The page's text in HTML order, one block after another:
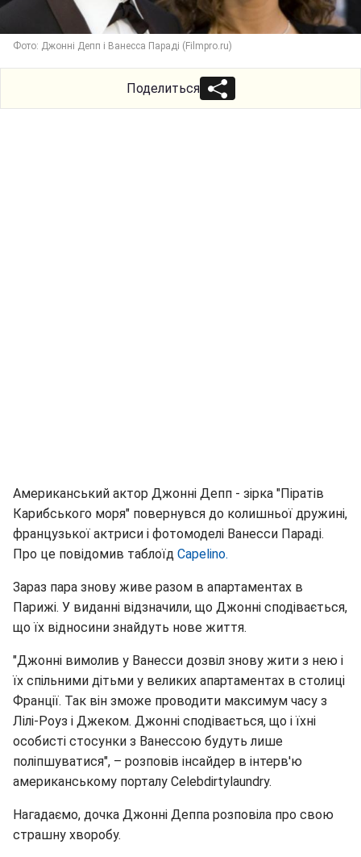
Фото: Джонні Депп і Ванесса Параді (Filmpro.ru)
Поделиться
Американський актор Джонні Депп - зірка "Піратів
Карибського моря" повернувся до колишньої дружині,
французької актриси і фотомоделі Ванесси Параді.
Про це повідомив таблоїд Capelino.
Зараз пара знову живе разом в апартаментах в
Парижі. У виданні відзначили, що Джонні сподівається,
що їх відносини знайдуть нове життя.
"Джонні вимолив у Ванесси дозвіл знову жити з нею і
їх спільними дітьми у великих апартаментах в столиці
Франції. Так він зможе проводити максимум часу з
Лілі-Роуз і Джеком. Джонні сподівається, що і їхні
особисті стосунки з Ванессою будуть лише
поліпшуватися", – розповів інсайдер в інтерв'ю
американському порталу Celebdirtylaundry.
Нагадаємо, дочка Джонні Деппа розповіла про свою
страшну хворобу.